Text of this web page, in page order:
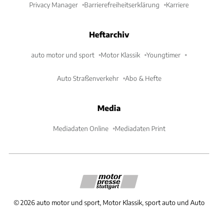
Privacy Manager Barrierefreiheitserklärung Karriere
Heftarchiv
auto motor und sport Motor Klassik Youngtimer
Auto Straßenverkehr Abo & Hefte
Media
Mediadaten Online Mediadaten Print
©2026 auto motor und sport, Motor Klassik, sport auto und Auto